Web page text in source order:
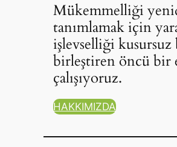
Mükemmelliği
tanımlamak için
işlevselliği
birleştiren öncü bir
çalışıyoruz.
HAKKIMIZDA